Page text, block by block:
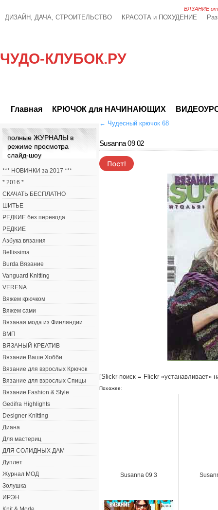
ВЯЗАНИЕ от
ДИЗАЙН, ДАЧА, СТРОИТЕЛЬСТВО КРАСОТА и ПОХУДЕНИЕ
ЧУДО-КЛУБОК.РУ
Главная КРЮЧОК для НАЧИНАЮЩИХ
← Чудесный крючок 68
Susanna 09 02
[Slickr-поиск = Flickr «устанавливает»
Похожее:
Susanna 09 3
полные ЖУРНАЛЫ в
режиме просмотра
слайд-шоу
*** НОВИНКИ за 2017 ***
* 2016 *
СКАЧАТЬ БЕСПЛАТНО
ШИТЬЕ
РЕДКИЕ без перевода
РЕДКИЕ
Азбука вязания
Bellissima
Burda Вязание
Vanguard Knitting
VERENA
Вяжем крючком
Вяжем сами
Вязаная мода из Финляндии
ВМП
ВЯЗАНЫЙ КРЕАТИВ
Вязание Ваше Хобби
Вязание для взрослых Крючок
Вязание для взрослых Спицы
Вязание Fashion & Style
Gedifra Highlights
Designer Knitting
Диана
Для мастериц
ДЛЯ СОЛИДНЫХ ДАМ
Дуплет
Журнал МОД
Золушка
ИРЭН